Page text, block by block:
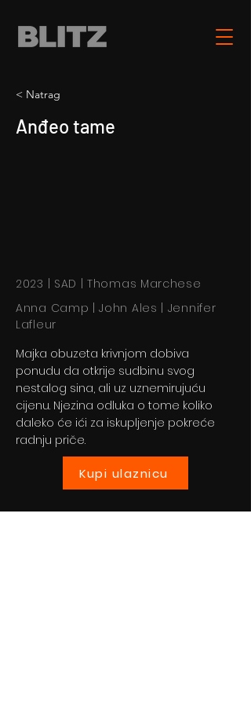
< Natrag
Anđeo tame
2023 | SAD | Thomas Marchese
Anna Camp | John Ales | Jennifer
Lafleur
Majka obuzeta krivnjom dobiva
ponudu da otkrije sudbinu svog
nestalog sina, ali uz uznemirujuću
cijenu. Njezina odluka o tome koliko
daleko će ići za iskupljenje pokreće
radnju priče.
Kupi ulaznicu